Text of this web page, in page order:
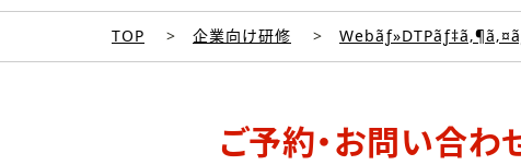
TOP 企業向け研修
ご予約・お問い合わ